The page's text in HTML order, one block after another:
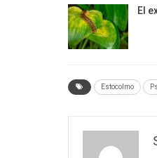
El
Estocolmo